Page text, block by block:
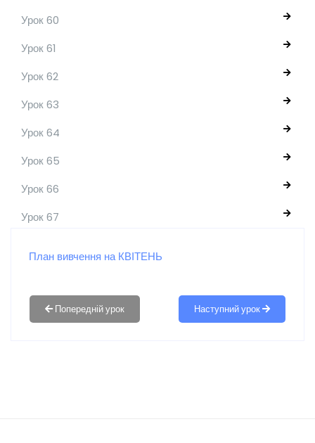
Урок 60
Урок 61
Урок 62
Урок 63
Урок 64
Урок 65
Урок 66
Урок 67
План вивчення на КВІТЕНЬ
Наступний урок